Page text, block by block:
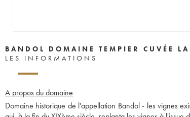
BANDOL DOMAINE TEMPIER CUVÉE
LES INFORMATIONS
A propos du domaine
Domaine historique de l'appellation Bandol - les vignes